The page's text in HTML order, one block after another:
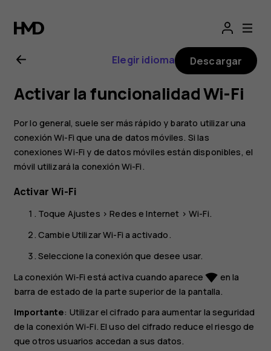
Manual
de
usuario
de
Nokia
1.3
Elegir idioma Descargar
Activar la funcionalidad Wi-Fi
Por lo general, suele ser más rápido y barato utilizar una
conexión Wi-Fi que una de datos móviles. Si las
conexiones Wi-Fi y de datos móviles están disponibles, el
móvil utilizará la conexión Wi-Fi.
Activar Wi-Fi
Toque Ajustes >Redes e Internet > Wi-Fi.
Cambie Utilizar Wi-Fi a activado.
Seleccione la conexión que desee usar.
La conexión Wi-Fi está activa cuando aparecenetwork_wifi en la
barra de estado de la parte superior de la pantalla.
Importante: Utilizar el cifrado para aumentar la seguridad
de la conexión Wi-Fi. El uso del cifrado reduce el riesgo de
que otros usuarios accedan a sus datos.